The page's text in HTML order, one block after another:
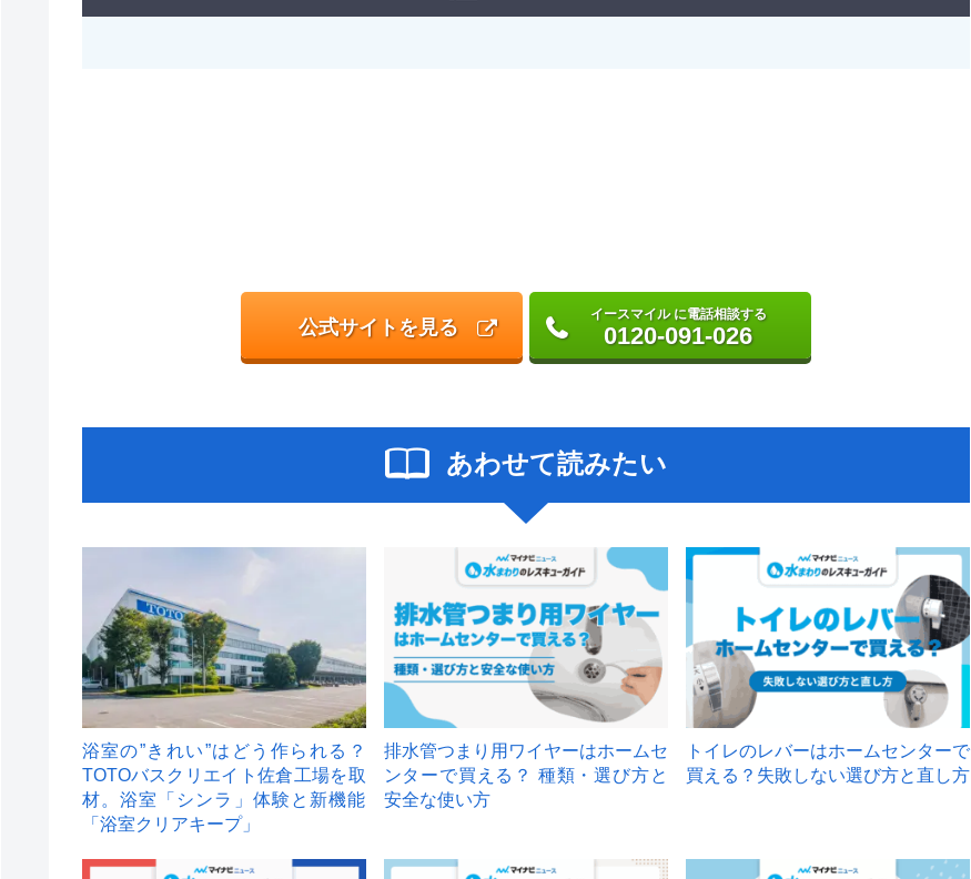
公式サイトを見る
イースマイル に電話相談する
0120-091-026
あわせて読みたい
浴室の”きれい”はどう作られる？
TOTOバスクリエイト佐倉工場を取
材。浴室「シンラ」体験と新機能
「浴室クリアキープ」
排水管つまり用ワイヤーはホームセ
ンターで買える？ 種類・選び方と
安全な使い方
トイレのレバーはホームセンターで
買える？失敗しない選び方と直し方